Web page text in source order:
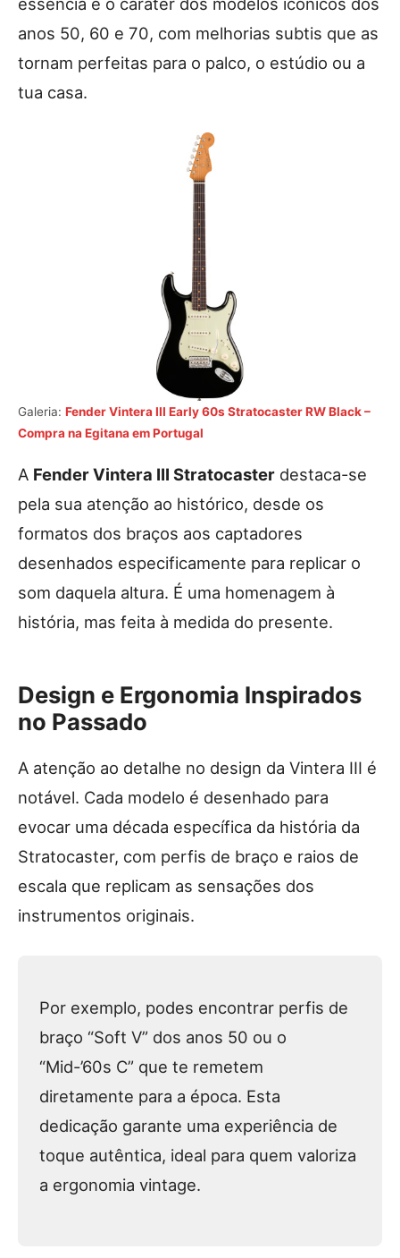
anos 50, 60 e 70, com melhorias subtis que as
tornam perfeitas para o palco, o estúdio ou a
tua casa.
Galeria: Fender Vintera III Early 60s Stratocaster RW Black –
Compra na Egitana em Portugal
A Fender Vintera III Stratocaster destaca-se
pela sua atenção ao histórico, desde os
formatos dos braços aos captadores
desenhados especificamente para replicar o
som daquela altura. É uma homenagem à
história, mas feita à medida do presente.
Design e Ergonomia Inspirados
no Passado
A atenção ao detalhe no design da Vintera III é
notável. Cada modelo é desenhado para
evocar uma década específica da história da
Stratocaster, com perfis de braço e raios de
escala que replicam as sensações dos
instrumentos originais.
Por exemplo, podes encontrar perfis de
braço “Soft V” dos anos 50 ou o
“Mid-’60s C” que te remetem
diretamente para a época. Esta
dedicação garante uma experiência de
toque autêntica, ideal para quem valoriza
a ergonomia vintage.